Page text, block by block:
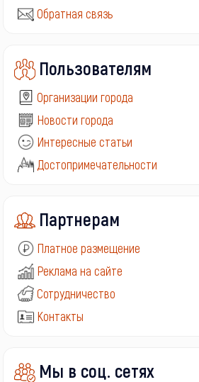
Обратная связь
Пользователям
Организации города
Новости города
Интересные статьи
Достопримечательности
Партнерам
Платное размещение
Реклама на сайте
Сотрудничество
Контакты
Мы в соц. сетях